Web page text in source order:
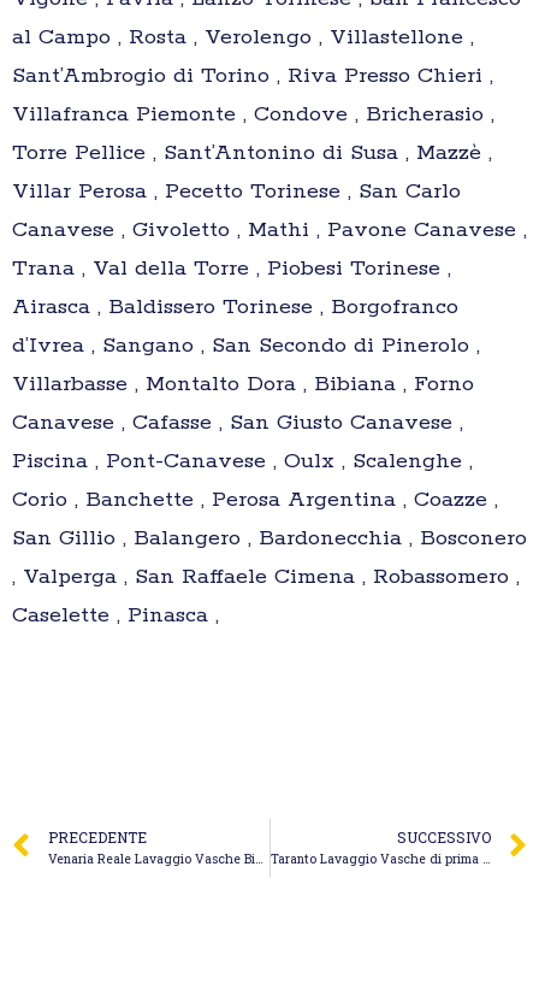
al Campo , Rosta , Verolengo , Villastellone ,
Sant’Ambrogio di Torino , Riva Presso Chieri ,
Villafranca Piemonte , Condove , Bricherasio ,
Torre Pellice , Sant’Antonino di Susa , Mazzè ,
Villar Perosa , Pecetto Torinese , San Carlo
Canavese , Givoletto , Mathi , Pavone Canavese ,
Trana , Val della Torre , Piobesi Torinese ,
Airasca , Baldissero Torinese , Borgofranco
d’Ivrea , Sangano , San Secondo di Pinerolo ,
Villarbasse , Montalto Dora , Bibiana , Forno
Canavese , Cafasse , San Giusto Canavese ,
Piscina , Pont-Canavese , Oulx , Scalenghe ,
Corio , Banchette , Perosa Argentina , Coazze ,
San Gillio , Balangero , Bardonecchia , Bosconero
, Valperga , San Raffaele Cimena , Robassomero ,
Caselette , Pinasca ,
PRECEDENTE
Venaria Reale Lavaggio Vasche Biologiche – Spurgo Pizzuto Giuseppe
SUCCESSIVO
Taranto Lavaggio Vasche di prima pioggia – Dinoi Spurgo